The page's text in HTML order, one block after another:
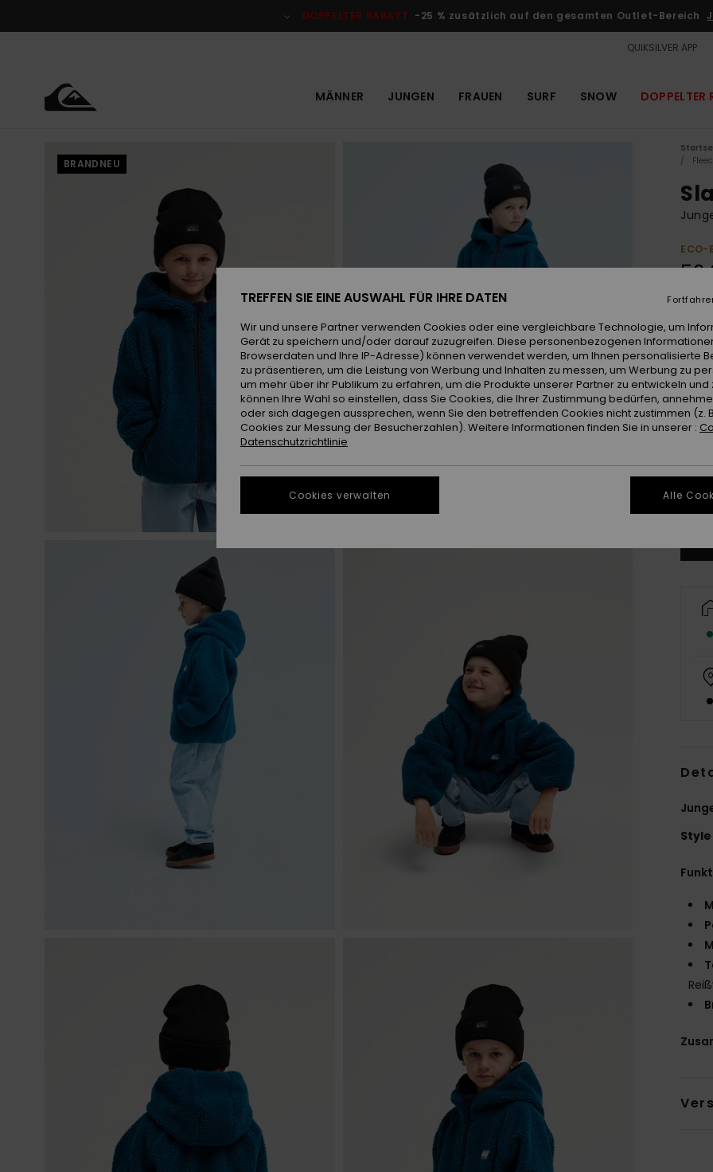
DOPPELTER RABATT -25 % zusätzlich auf den gesamten Outlet-Bereich
QUIKSILVER APP
MÄNNER JUNGEN FRAUEN SURF SNOW DOPPELTER
BRANDNEU
ECO-
Farbe
Style
TREFFEN SIE EINE AUSWAHL FÜR IHRE DATEN
Wir und unsere Partner verwenden Cookies oder eine vergleichbare Technologie, um
Gerät zu speichern und/oder darauf zuzugreifen. Diese personenbezogenen
Browserdaten und Ihre IP-Adresse) können verwendet werden, um Ihnen personalisierte
zu präsentieren, um die Leistung von Werbung und Inhalten zu messen, um Werbung zu
um mehr über ihr Publikum zu erfahren, um die Produkte unserer Partner zu entwickeln und
können Ihre Wahl so einstellen, dass Sie Cookies, die Ihrer Zustimmung bedürfen,
oder sich dagegen aussprechen, wenn Sie den betreffenden Cookies nicht zustimmen (z.
Cookies zur Messung der Besucherzahlen). Weitere Informationen finden Sie in unserer :
Datenschutzrichtlinie
Cookies verwalten Alle